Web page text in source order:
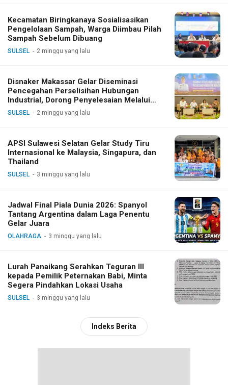
Kecamatan Biringkanaya Sosialisasikan
Pengelolaan Sampah, Warga Diimbau Pilah
Sampah Sebelum Dibuang
SULSEL 2 minggu yang lalu
Disnaker Makassar Gelar Diseminasi
Pencegahan Perselisihan Hubungan
Industrial, Dorong Penyelesaian Melalui
Dialog
SULSEL 2 minggu yang lalu
APSI Sulawesi Selatan Gelar Study Tiru
Internasional ke Malaysia, Singapura, dan
Thailand
SULSEL 3 minggu yang lalu
Jadwal Final Piala Dunia 2026: Spanyol
Tantang Argentina dalam Laga Penentu
Gelar Juara
OLAHRAGA 3 minggu yang lalu
Lurah Panaikang Serahkan Teguran III
kepada Pemilik Peternakan Babi, Minta
Segera Pindahkan Lokasi Usaha
SULSEL 3 minggu yang lalu
Indeks Berita